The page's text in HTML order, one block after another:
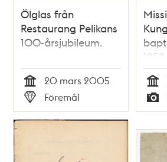
Ölglas från
Restaurang Pelikans
100-årsjubileum.
Tid
20 mars 2005
Typ
Föremål
1958
Tid
Typ